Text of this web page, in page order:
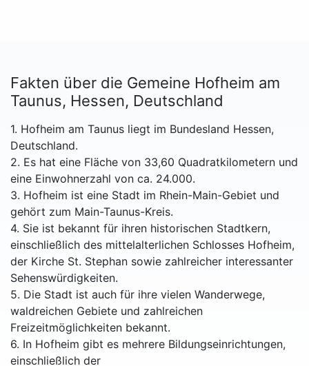
Fakten über die Gemeine Hofheim am
Taunus, Hessen, Deutschland
1. Hofheim am Taunus liegt im Bundesland Hessen,
Deutschland.
2. Es hat eine Fläche von 33,60 Quadratkilometern und
eine Einwohnerzahl von ca. 24.000.
3. Hofheim ist eine Stadt im Rhein-Main-Gebiet und
gehört zum Main-Taunus-Kreis.
4. Sie ist bekannt für ihren historischen Stadtkern,
einschließlich des mittelalterlichen Schlosses Hofheim,
der Kirche St. Stephan sowie zahlreicher interessanter
Sehenswürdigkeiten.
5. Die Stadt ist auch für ihre vielen Wanderwege,
waldreichen Gebiete und zahlreichen
Freizeitmöglichkeiten bekannt.
6. In Hofheim gibt es mehrere Bildungseinrichtungen,
einschließlich der